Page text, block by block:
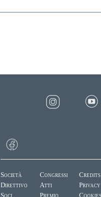
Società
Direttivo
Soci
Congressi
Atti
Premio
Credits
Privacy